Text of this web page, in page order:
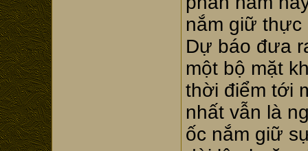
nắm giữ
Dự báo đưa
một bộ mặt
thời điểm tới
nhất vẫn là
ốc nắm giữ